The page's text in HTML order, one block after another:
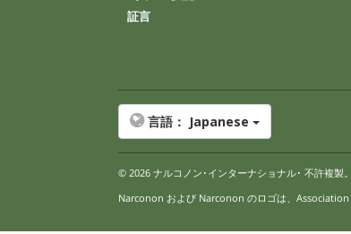
証言
言語： Japanese
© 2026 ナルコノン･インターナショナル･ 不許複製。
Narconon および Narconon のロゴは、